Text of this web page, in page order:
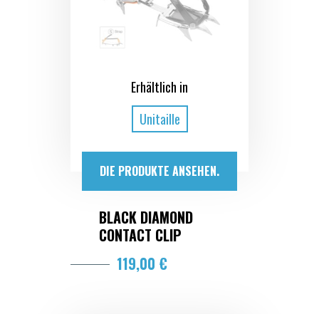
Erhältlich in
Unitaille
DIE PRODUKTE ANSEHEN.
BLACK DIAMOND
CONTACT CLIP
119,00 €